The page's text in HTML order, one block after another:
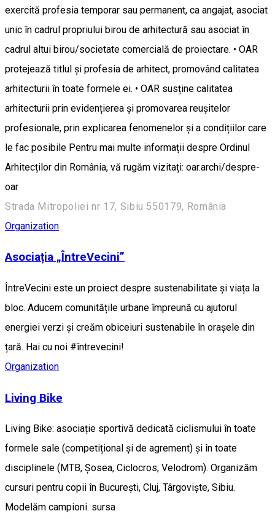
exercită profesia temporar sau permanent, ca angajat, asociat
unic în cadrul propriului birou de arhitectură sau asociat în
cadrul altui birou/societate comercială de proiectare. • OAR
protejează titlul și profesia de arhitect, promovând calitatea
arhitecturii în toate formele ei. • OAR susține calitatea
arhitecturii prin evidențierea și promovarea reușitelor
profesionale, prin explicarea fenomenelor și a condițiilor care
le fac posibile Pentru mai multe informații despre Ordinul
Arhitecților din România, vă rugăm vizitați: oar.archi/despre-
oar
Strada Mitropoliei nr 17, Sibiu 550179, România
Organization
Asociația „ÎntreVecini”
ÎntreVecini este un proiect despre sustenabilitate și viața la
bloc. Aducem comunitățile urbane împreună cu ajutorul
energiei verzi și creăm obiceiuri sustenabile în orașele din
țară. Hai cu noi #întrevecini!
Organization
Living Bike
Living Bike: asociație sportivă dedicată ciclismului în toate
formele sale (competițional și de agrement) și în toate
disciplinele (MTB, Șosea, Ciclocros, Velodrom). Organizăm
cursuri pentru copii în București, Cluj, Târgoviște, Sibiu.
Modelăm campioni. sursa